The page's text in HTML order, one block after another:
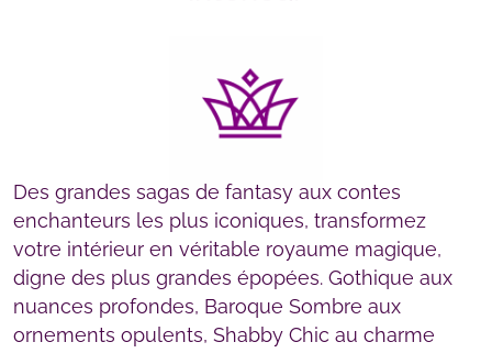
Des grandes sagas de fantasy aux contes
enchanteurs les plus iconiques, transformez
votre intérieur en véritable royaume magique,
digne des plus grandes épopées. Gothique aux
nuances profondes, Baroque Sombre aux
ornements opulents, Shabby Chic au charme